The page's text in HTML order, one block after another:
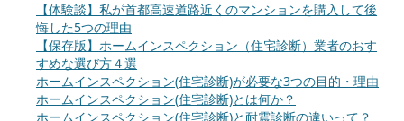
【体験談】私が首都高速道路近くのマンションを購入して後
悔した5つの理由
【保存版】ホームインスペクション（住宅診断）業者のおす
すめな選び方４選
ホームインスペクション(住宅診断)が必要な3つの目的・理由
ホームインスペクション(住宅診断)とは何か？
ホームインスペクション(住宅診断)と耐震診断の違いって？